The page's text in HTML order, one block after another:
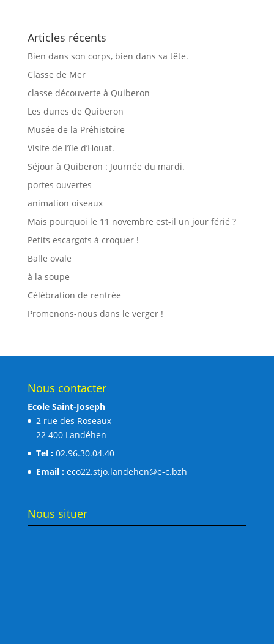
Articles récents
Bien dans son corps, bien dans sa tête.
Classe de Mer
classe découverte à Quiberon
Les dunes de Quiberon
Musée de la Préhistoire
Visite de l’île d’Houat.
Séjour à Quiberon : Journée du mardi.
portes ouvertes
animation oiseaux
Mais pourquoi le 11 novembre est-il un jour férié ?
Petits escargots à croquer !
Balle ovale
à la soupe
Célébration de rentrée
Promenons-nous dans le verger !
Nous contacter
Ecole Saint-Joseph
2 rue des Roseaux
22 400 Landéhen
Tel :02.96.30.04.40
Email :eco22.stjo.landehen@e-c.bzh
Nous situer